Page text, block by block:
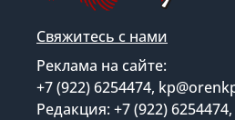
Свяжитесь с нами
Реклама на сайте:
+7 (922) 6254474,
Редакция: +7 (922)